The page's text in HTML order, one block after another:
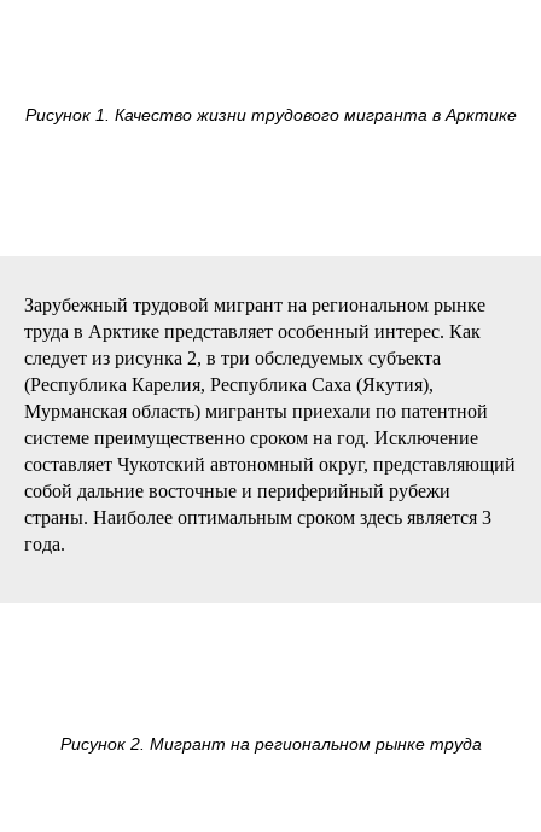
Рисунок 1. Качество жизни трудового мигранта в Арктике
Зарубежный трудовой мигрант на региональном рынке
труда в Арктике представляет особенный интерес. Как
следует из рисунка 2, в три обследуемых субъекта
(Республика Карелия, Республика Саха (Якутия),
Мурманская область) мигранты приехали по патентной
системе преимущественно сроком на год. Исключение
составляет Чукотский автономный округ, представляющий
собой дальние восточные и периферийный рубежи
страны. Наиболее оптимальным сроком здесь является 3
года.
Рисунок 2. Мигрант на региональном рынке труда